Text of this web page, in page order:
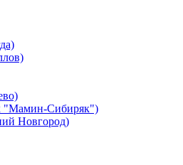
"Мамин-Сибиряк")
Новгород)